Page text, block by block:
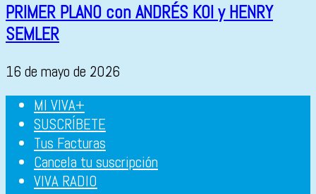
PRIMER PLANO con ANDRÉS KOI y HENRY
SEMLER
16 de mayo de 2026
MI VIVA+
SUSCRÍBETE
Tus Facturas
Cancela tu suscripción
VIVA RADIO